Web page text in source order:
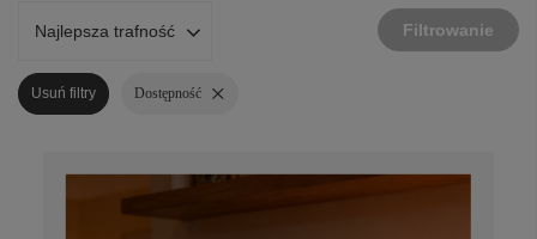
Najlepsza trafność Filtrowanie
Usuń filtry Dostępność